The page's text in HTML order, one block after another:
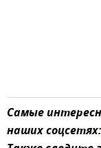
Самые
наших соцсетях: